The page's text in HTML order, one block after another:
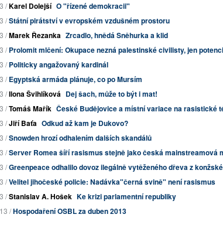
/Karel Dolejší O "řízené demokracii"
/Státní pirátství v evropském vzdušném prostoru
/Marek Řezanka Zrcadlo, hnědá Sněhurka a klid
/Prolomit mlčení: Okupace nezná palestinské civilisty, jen
/Politicky angažovaný kardinál
/Egyptská armáda plánuje, co po Mursím
/Ilona Švihlíková Dej šach, může to být i mat!
/Tomáš Mařík České Budějovice a místní variace na rasistické
/Jiří Baťa Odkud až kam je Dukovo?
/Snowden hrozí odhalením dalších skandálů
/Server Romea šíří rasismus stejně jako česká mainstreamová
/Greenpeace odhalilo dovoz ilegálně vytěženého dřeva z
/Velitel jihočeské policie: Nadávka"černá svině" není rasismus
/Stanislav A. Hošek Ke krizi parlamentní republiky
/Hospodaření OSBL za duben 2013